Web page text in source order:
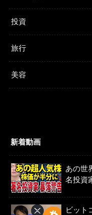
投資
旅行
美容
新着動画
あの世
名投資
ビット